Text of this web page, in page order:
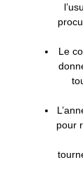
Le
pour